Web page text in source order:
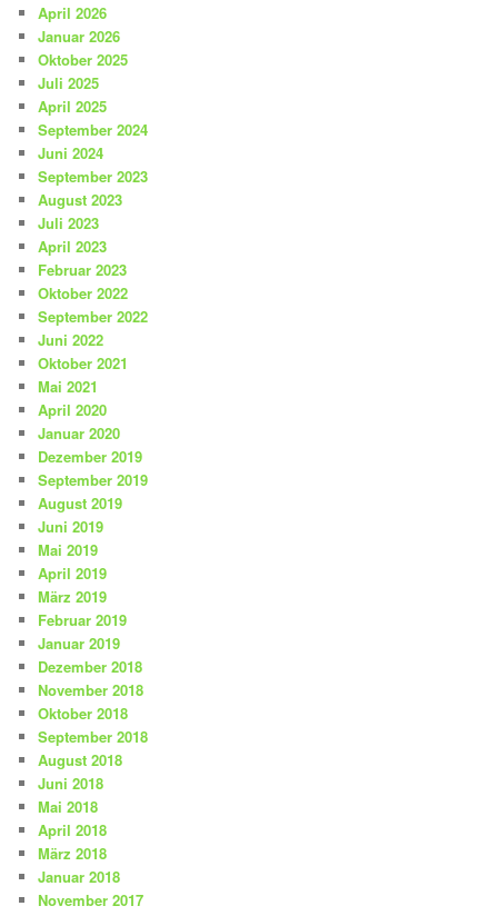
April 2026
Januar 2026
Oktober 2025
Juli 2025
April 2025
September 2024
Juni 2024
September 2023
August 2023
Juli 2023
April 2023
Februar 2023
Oktober 2022
September 2022
Juni 2022
Oktober 2021
Mai 2021
April 2020
Januar 2020
Dezember 2019
September 2019
August 2019
Juni 2019
Mai 2019
April 2019
März 2019
Februar 2019
Januar 2019
Dezember 2018
November 2018
Oktober 2018
September 2018
August 2018
Juni 2018
Mai 2018
April 2018
März 2018
Januar 2018
November 2017